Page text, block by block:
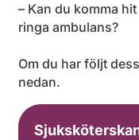
– Kan du komma
ringa ambulans?
Om du har följt
nedan.